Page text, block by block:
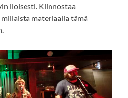
iloisesti. Kiinnostaa
materiaalia tämä